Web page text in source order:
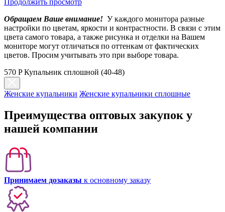
Обращаем Ваше внимание! У каждого монитора разные
настройки по цветам, яркости и контрастности. В связи с этим
цвета самого товара, а также рисунка и отделки на Вашем
мониторе могут отличаться по оттенкам от фактических
цветов. Просим учитывать это при выборе товара.
570 P Купальник сплошной (40-48)
Женские купальники Женские купальники сплошные
Преимущества оптовых закупок у
нашей компании
Принимаем дозаказы к основному заказу